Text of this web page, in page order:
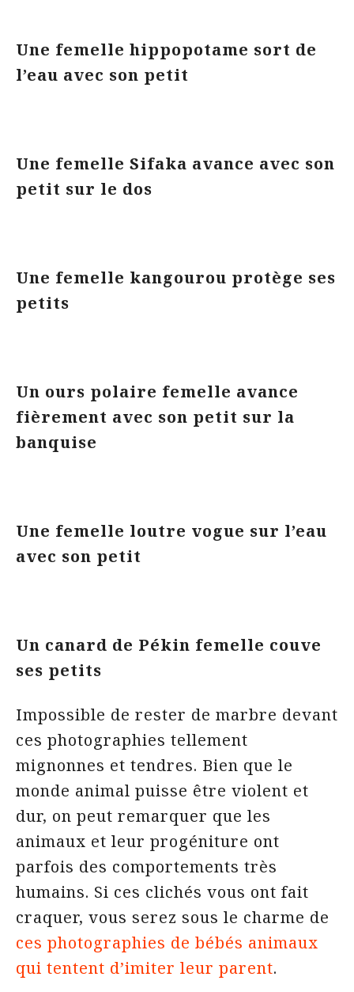
Une femelle hippopotame sort de
l’eau avec son petit
Une femelle Sifaka avance avec son
petit sur le dos
Une femelle kangourou protège ses
petits
Un ours polaire femelle avance
fièrement avec son petit sur la
banquise
Une femelle loutre vogue sur l’eau
avec son petit
Un canard de Pékin femelle couve
ses petits
Impossible de rester de marbre devant
ces photographies tellement
mignonnes et tendres. Bien que le
monde animal puisse être violent et
dur, on peut remarquer que les
animaux et leur progéniture ont
parfois des comportements très
humains. Si ces clichés vous ont fait
craquer, vous serez sous le charme de
ces photographies de bébés animaux
qui tentent d’imiter leur parent.